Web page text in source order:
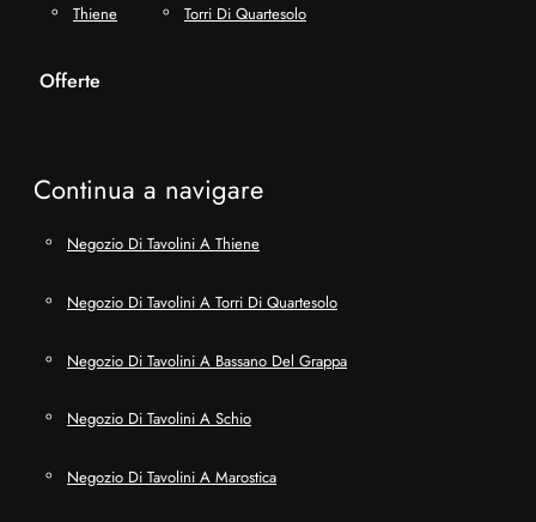
Thiene Torri Di Quartesolo
Offerte
Continua a navigare
Negozio Di Tavolini A Thiene
Negozio Di Tavolini A Torri Di Quartesolo
Negozio Di Tavolini A Bassano Del Grappa
Negozio Di Tavolini A Schio
Negozio Di Tavolini A Marostica